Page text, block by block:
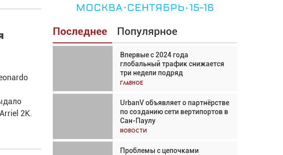
2K.
Последнее Популярное
Впервые с 2024 года
глобальный трафик снижается
три недели подряд
Главное
UrbanV объявляет о партнёрстве
по созданию сети вертипортов в
Сан-Паулу
Новости
Проблемы с цепочками
Взгляд с высоты: тандем
вертолётов и БПЛА в
спасательных операциях
Главное
Авиационный фотограф Дэйв
Кох: «Фотография говорит сама
за себя... а ИИ всё портит»
Новости
Впервые с 2024 года